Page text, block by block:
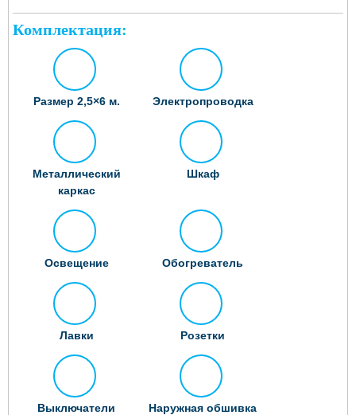
Комплектация:
Размер 2,5×6 м. Электропроводка
Металлический
каркас
Шкаф
Освещение Обогреватель
Лавки Розетки
Выключатели
Наружная обшивка